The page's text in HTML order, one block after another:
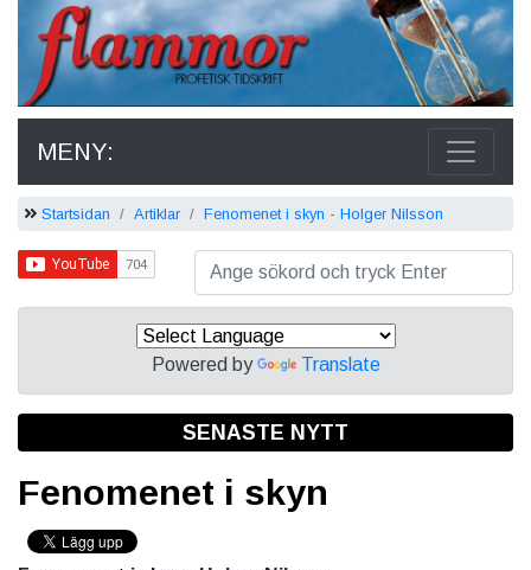
MENY:
Startsidan Artiklar Fenomenet i skyn - Holger Nilsson
Powered by Translate
SENASTE NYTT
Fenomenet i skyn